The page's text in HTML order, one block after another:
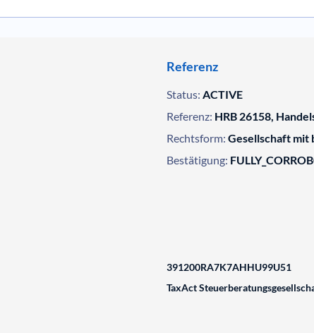
Referenz
Status: ACTIVE
Referenz: HRB 26158,
Rechtsform: Gesellschaft mit
Bestätigung:
391200RA7K7AHHU99U51
TaxAct